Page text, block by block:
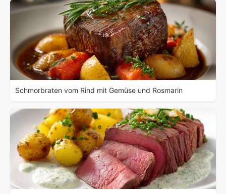
Schmorbraten vom Rind mit Gemüse und Rosmarin